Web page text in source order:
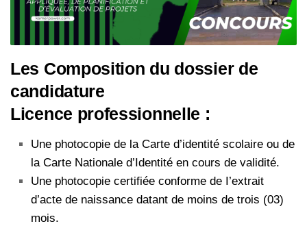
Les Composition du dossier de
candidature
Licence professionnelle :
Une photocopie de la Carte d’identité scolaire ou de
la Carte Nationale d’Identité en cours de validité.
Une photocopie certifiée conforme de I’extrait
d’acte de naissance datant de moins de trois (03)
mois.